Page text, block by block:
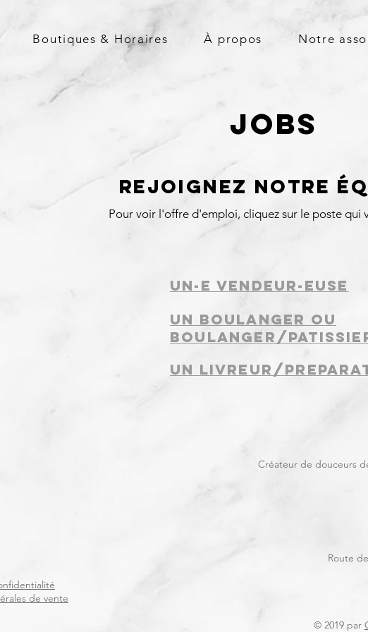
Boutiques & Horaires À propos Notre
JOBs
REJOIGNEZ NOTRE
Pour voir l'offre d'emploi, cliquez sur le poste qui
UN-E VENDEUR-EUSE
UN BOULANGER OU
BOULANGER/
UN LIVREUR/
Créateur de douceurs
Route
de vente
© 2019 par